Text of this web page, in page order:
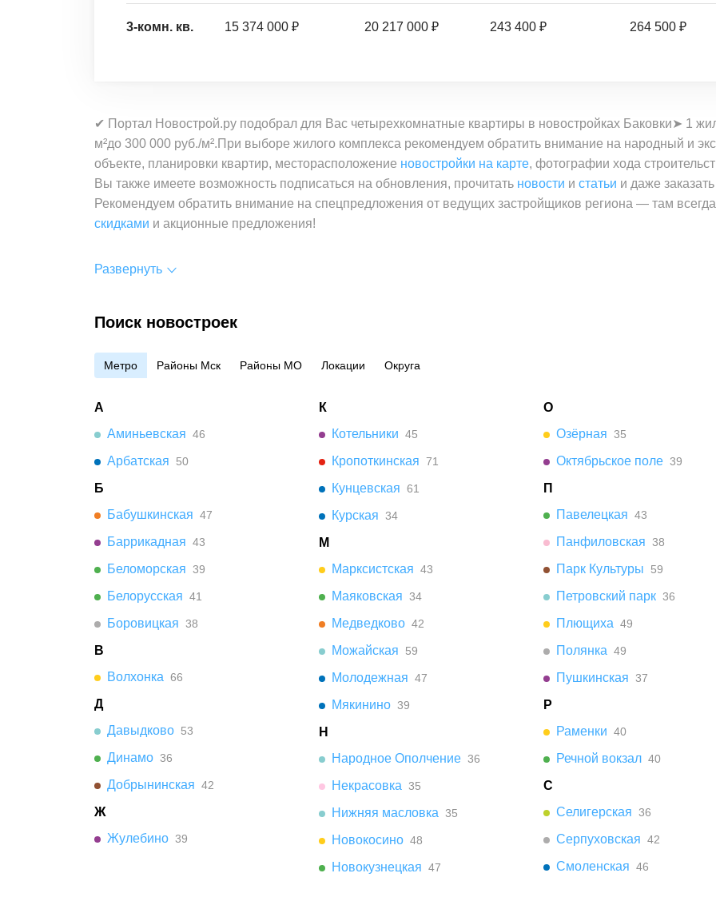
3-комн. кв. 15 374 000 ₽ 20 217 000 ₽ 243 400 ₽ 264 500 ₽
✔ Портал Новострой.ру подобрал для Вас четырехкомнатные квартиры в новостройках Баковки➤ 1
м²до 300 000 руб./м².При выборе жилого комплекса рекомендуем обратить внимание на народный и
объекте, планировки квартир, месторасположение новостройки на карте, фотографии хода
Вы также имеете возможность подписаться на обновления, прочитать новости и статьи и даже
Рекомендуем обратить внимание на спецпредложения от ведущих застройщиков региона — там
скидками и акционные предложения!
Развернуть
Поиск новостроек
Метро Районы Мск Районы МО Локации Округа
А
Аминьевская 46
Арбатская 50
Б
Бабушкинская 47
Баррикадная 43
Беломорская 39
Белорусская 41
Боровицкая 38
В
Волхонка 66
Д
Давыдково 53
Динамо 36
Добрынинская 42
Ж
Жулебино 39
К
Котельники 45
Кропоткинская 71
Кунцевская 61
Курская 34
М
Марксистская 43
Маяковская 34
Медведково 42
Можайская 59
Молодежная 47
Мякинино 39
Н
Народное Ополчение 36
Некрасовка 35
Нижняя масловка 35
Новокосино 48
Новокузнецкая 47
О
Озёрная 35
Октябрьское поле 39
П
Павелецкая 43
Панфиловская 38
Парк Культуры 59
Петровский парк 36
Плющиха 49
Полянка 49
Пушкинская 37
Р
Раменки 40
Речной вокзал 40
С
Селигерская 36
Серпуховская 42
Смоленская 46